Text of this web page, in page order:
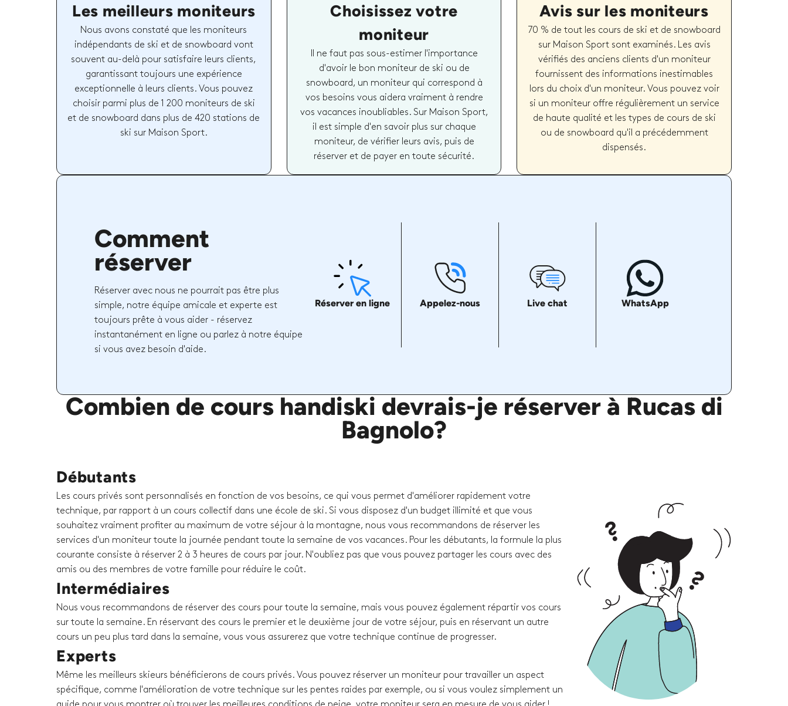
Les meilleurs moniteurs
Nous avons constaté que les moniteurs
indépendants de ski et de snowboard vont
souvent au-delà pour satisfaire leurs clients,
garantissant toujours une expérience
exceptionnelle à leurs clients. Vous pouvez
choisir parmi plus de 1 200 moniteurs de ski
et de snowboard dans plus de 420 stations de
ski sur Maison Sport.
Choisissez votre
moniteur
Il ne faut pas sous-estimer l'importance
d'avoir le bon moniteur de ski ou de
snowboard, un moniteur qui correspond à
vos besoins vous aidera vraiment à rendre
vos vacances inoubliables. Sur Maison Sport,
il est simple d'en savoir plus sur chaque
moniteur, de vérifier leurs avis, puis de
réserver et de payer en toute sécurité.
Avis sur les moniteurs
70 % de tout les cours de ski et de snowboard
sur Maison Sport sont examinés. Les avis
vérifiés des anciens clients d'un moniteur
fournissent des informations inestimables
lors du choix d'un moniteur. Vous pouvez voir
si un moniteur offre régulièrement un service
de haute qualité et les types de cours de ski
ou de snowboard qu'il a précédemment
dispensés.
Comment
réserver
Réserver avec nous ne pourrait pas être plus
simple, notre équipe amicale et experte est
toujours prête à vous aider - réservez
instantanément en ligne ou parlez à notre équipe
si vous avez besoin d'aide.
Réserver en ligne Appelez-nous Live chat WhatsApp
Combien de cours handiski devrais-je réserver à Rucas di
Bagnolo?
Débutants
Les cours privés sont personnalisés en fonction de vos besoins, ce qui vous permet d'améliorer rapidement votre
technique, par rapport à un cours collectif dans une école de ski. Si vous disposez d'un budget illimité et que vous
souhaitez vraiment profiter au maximum de votre séjour à la montagne, nous vous recommandons de réserver les
services d'un moniteur toute la journée pendant toute la semaine de vos vacances. Pour les débutants, la formule la plus
courante consiste à réserver 2 à 3 heures de cours par jour. N'oubliez pas que vous pouvez partager les cours avec des
amis ou des membres de votre famille pour réduire le coût.
Intermédiaires
Nous vous recommandons de réserver des cours pour toute la semaine, mais vous pouvez également répartir vos cours
sur toute la semaine. En réservant des cours le premier et le deuxième jour de votre séjour, puis en réservant un autre
cours un peu plus tard dans la semaine, vous vous assurerez que votre technique continue de progresser.
Experts
Même les meilleurs skieurs bénéficierons de cours privés. Vous pouvez réserver un moniteur pour travailler un aspect
spécifique, comme l'amélioration de votre technique sur les pentes raides par exemple, ou si vous voulez simplement un